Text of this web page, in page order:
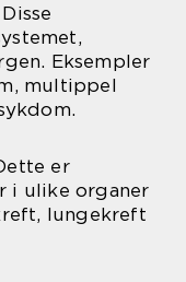
Eksempler
multippel
er
i ulike organer
lungekreft